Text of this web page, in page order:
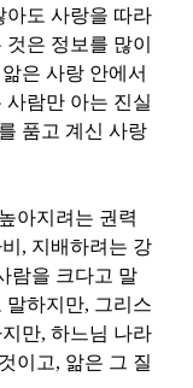
아도 사랑을 따라
은 정보를 많이
은 사랑 안에서
사람만 아는 진실
품고 계신 사랑
높아지려는 권력
, 지배하려는 강
람을 크다고 말
말하지만, 그리스
만, 하느님 나라
이고, 앎은 그 질